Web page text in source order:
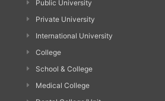
Public University
Private University
International University
College
School & College
Medical College